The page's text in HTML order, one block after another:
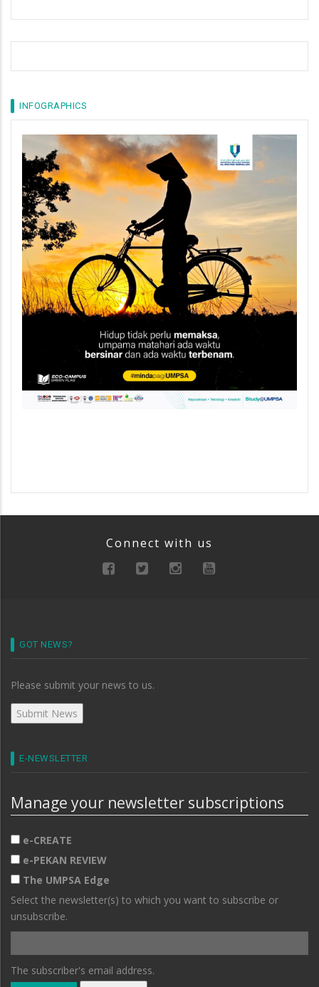
INFOGRAPHICS
Connect with us
GOT NEWS?
Please submit your news to us.
E-NEWSLETTER
Manage your newsletter subscriptions
e-CREATE
e-PEKAN REVIEW
The UMPSA Edge
Select the newsletter(s) to which you want to subscribe or
unsubscribe.
The subscriber's email address.